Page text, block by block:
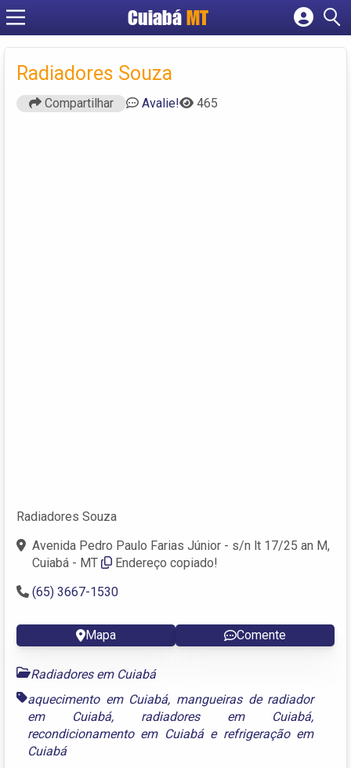
Cuiabá MT
Cadastrar empresa
Criar conta
Radiadores Souza
Compartilhar Avalie! 465
Radiadores Souza
Avenida Pedro Paulo Farias Júnior - s/n lt 17/25 an M,
Cuiabá - MT
Endereço copiado!
(65) 3667-1530
Mapa Comente
Radiadores em Cuiabá
aquecimento em Cuiabá, mangueiras de radiador
em Cuiabá, radiadores em Cuiabá,
recondicionamento em Cuiabáe refrigeração em
Cuiabá